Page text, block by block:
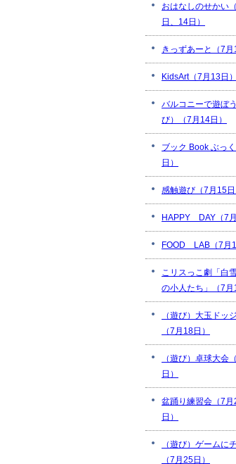
おはなしのせかい
日、14日）
きっずあーと（7月
KidsArt（7月13日）
バルコニーで遊ぼ
び）（7月14日）
ブック Book ぶっ
日）
感触遊び（7月15日
HAPPY DAY（7月
FOOD LAB（7月
こリスっこ劇「白
の小人たち」（7月
（遊び）大玉ドッ
（7月18日）
（遊び）卓球大会
日）
盆踊り練習会（7
日）
（遊び）ゲームに
（7月25日）